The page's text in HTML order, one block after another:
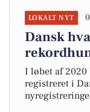
LOKALT NYT
Dansk
I løbet af 2020
registreret i